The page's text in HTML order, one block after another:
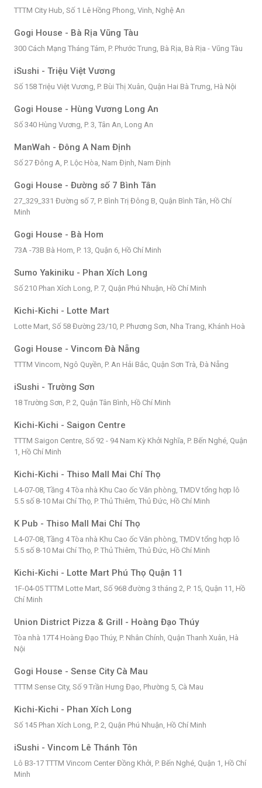
TTTM City Hub, Số 1 Lê Hồng Phong, Vinh, Nghệ An
Gogi House - Bà Rịa Vũng Tàu
300 Cách Mạng Tháng Tám, P. Phước Trung, Bà Rịa, Bà Rịa - Vũng Tàu
iSushi - Triệu Việt Vương
Số 158 Triệu Việt Vương, P. Bùi Thị Xuân, Quận Hai Bà Trưng, Hà Nội
Gogi House - Hùng Vương Long An
Số 340 Hùng Vương, P. 3, Tân An, Long An
ManWah - Đông A Nam Định
Số 27 Đông A, P. Lộc Hòa, Nam Định, Nam Định
Gogi House - Đường số 7 Bình Tân
27_329_331 Đường số 7, P. Bình Trị Đông B, Quận Bình Tân, Hồ Chí
Minh
Gogi House - Bà Hom
73A -73B Bà Hom, P. 13, Quận 6, Hồ Chí Minh
Sumo Yakiniku - Phan Xích Long
Số 210 Phan Xích Long, P. 7, Quận Phú Nhuận, Hồ Chí Minh
Kichi-Kichi - Lotte Mart
Lotte Mart, Số 58 Đường 23/10, P. Phương Sơn, Nha Trang, Khánh Hoà
Gogi House - Vincom Đà Nẵng
TTTM Vincom, Ngô Quyền, P. An Hải Bắc, Quận Sơn Trà, Đà Nẵng
iSushi - Trường Sơn
18 Trường Sơn, P. 2, Quận Tân Bình, Hồ Chí Minh
Kichi-Kichi - Saigon Centre
TTTM Saigon Centre, Số 92 - 94 Nam Kỳ Khởi Nghĩa, P. Bến Nghé, Quận
1, Hồ Chí Minh
Kichi-Kichi - Thiso Mall Mai Chí Thọ
L4-07-08, Tầng 4 Tòa nhà Khu Cao ốc Văn phòng, TMDV tổng hợp lô
5.5 số 8-10 Mai Chí Thọ, P. Thủ Thiêm, Thủ Đức, Hồ Chí Minh
K Pub - Thiso Mall Mai Chí Thọ
L4-07-08, Tầng 4 Tòa nhà Khu Cao ốc Văn phòng, TMDV tổng hợp lô
5.5 số 8-10 Mai Chí Thọ, P. Thủ Thiêm, Thủ Đức, Hồ Chí Minh
Kichi-Kichi - Lotte Mart Phú Thọ Quận 11
1F-04-05 TTTM Lotte Mart, Số 968 đường 3 tháng 2, P. 15, Quận 11, Hồ
Chí Minh
Union District Pizza & Grill - Hoàng Đạo Thúy
Tòa nhà 17T4 Hoàng Đạo Thúy, P. Nhân Chính, Quận Thanh Xuân, Hà
Nội
Gogi House - Sense City Cà Mau
TTTM Sense City, Số 9 Trần Hưng Đạo, Phường 5, Cà Mau
Kichi-Kichi - Phan Xích Long
Số 145 Phan Xích Long, P. 2, Quận Phú Nhuận, Hồ Chí Minh
iSushi - Vincom Lê Thánh Tôn
Lô B3-17 TTTM Vincom Center Đồng Khởi, P. Bến Nghé, Quận 1, Hồ Chí
Minh